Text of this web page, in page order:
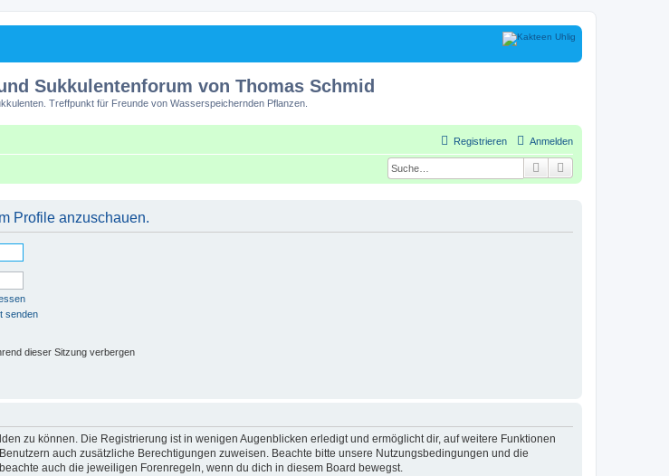
Sukkulentenforum von Thomas Schmid
Treffpunkt für Freunde von Wasserspeichernden Pflanzen.
Anmelden
Registrieren
Suche
Profile anzuschauen.
senden
dieser Sitzung verbergen
zu können. Die Registrierung ist in wenigen Augenblicken erledigt und ermöglicht dir, auf weitere Funktionen
auch zusätzliche Berechtigungen zuweisen. Beachte bitte unsere Nutzungsbedingungen und die
auch die jeweiligen Forenregeln, wenn du dich in diesem Board bewegst.